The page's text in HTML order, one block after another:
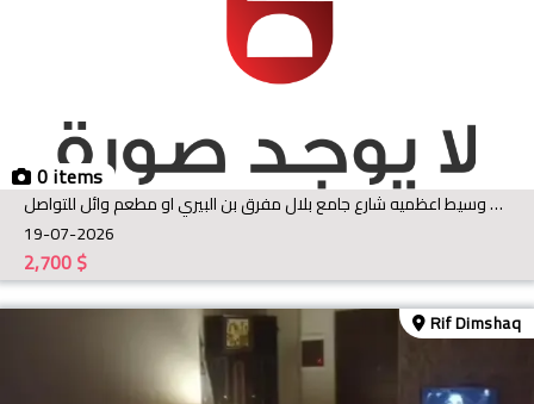
0 items
للأجار بيت ٣ غرف وموزع ط٢ امامي بدون وسيط اعظميه شارع جامع بلال مفرق بن البيري او مطعم وائل للتواصل
19-07-2026
$
2,700
Rif Dimshaq